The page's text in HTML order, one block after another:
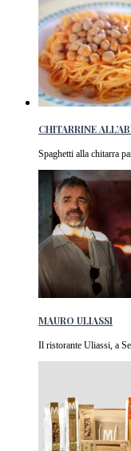
CHITARRINE
Spaghetti alla chitarra
MAURO ULIASSI
Il ristorante Uliassi, a